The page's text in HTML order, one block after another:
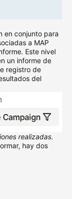
en conjunto para
a MAP
Este nivel
un informe de
registro de
del
realizadas.
hay dos